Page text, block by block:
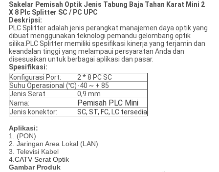
Sakelar Pemisah Optik Jenis Tabung Baja Tahan Karat Mini 2
X 8 Plc Splitter SC / PC UPC
Deskripsi:
PLC Splitter adalah jenis perangkat manajemen daya optik yang
dibuat menggunakan teknologi pemandu gelombang optik
silika.PLC Splitter memiliki spesifikasi kinerja yang terjamin dan
keandalan tinggi yang melampaui persyaratan Anda dan
disesuaikan untuk berbagai aplikasi dan pasar.
Spesifikasi:
Konfigurasi Port:
2 * 8 PC SC
Suhu Operasional (℃)-40 ~ + 85
Jenis Serat
0,9 mm
Nama:
Pemisah PLC Mini
Jenis konektor: SC, ST, FC, LC tersedia
Aplikasi:
1. (PON)
2. Jaringan Area Lokal (LAN)
3. Televisi Kabel
4.CATV Serat Optik
Gambar Produk